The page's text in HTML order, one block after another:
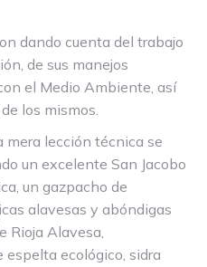
dando cuenta del trabajo
de sus manejos
el Medio Ambiente, así
los mismos.
mera lección técnica se
un excelente San Jacobo
un gazpacho de
alavesas y abóndigas
Rioja Alavesa,
ecológico, sidra